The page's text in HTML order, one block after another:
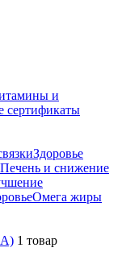
и
сертификаты
Здоровье
Печень и снижение
Омега жиры
1 товар